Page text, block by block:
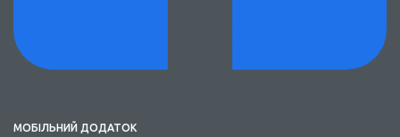
МОБІЛЬНИЙ ДОДАТОК